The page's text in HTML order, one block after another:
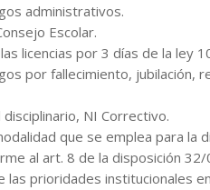
administrativos.
Escolar.
licencias por 3 días de la ley
por fallecimiento, jubilación,
NI Correctivo.
que se emplea para la
al art. 8 de la disposición 32/
las prioridades institucionales